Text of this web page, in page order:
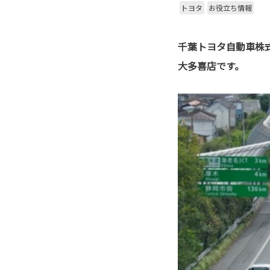
トヨタ お役立ち情報
千葉トヨタ自動車株
大多喜店です。